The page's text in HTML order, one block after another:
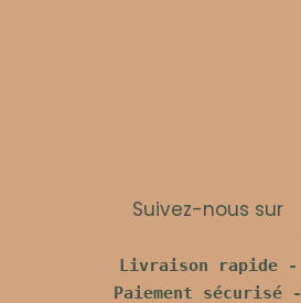
Suivez-nous sur
Livraison rapide -
Paiement sécurisé -